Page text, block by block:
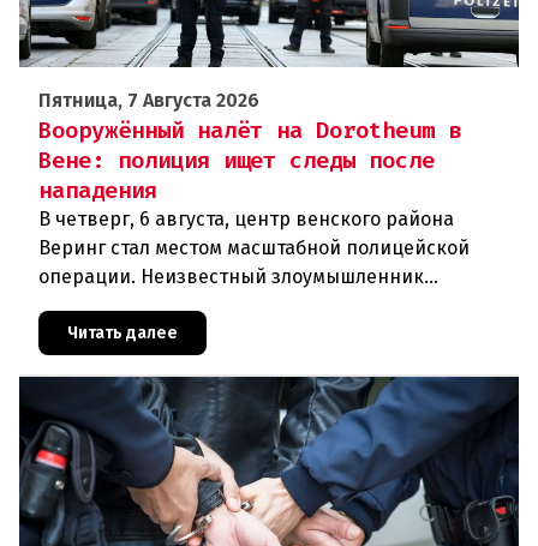
Пятница, 7 Августа 2026
Вооружённый налёт на Dorotheum в
Вене: полиция ищет следы после
нападения
В четверг, 6 августа, центр венского района
Веринг стал местом масштабной полицейской
операции. Неизвестный злоумышленник
совершил вооружённое нападение на филиал
знаменитого аукционного дома Dorotheu
Читать далее